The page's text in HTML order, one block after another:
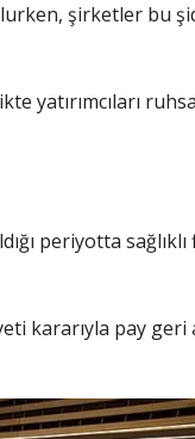
şirketler bu
yatırımcıları
periyotta
kararıyla pay geri